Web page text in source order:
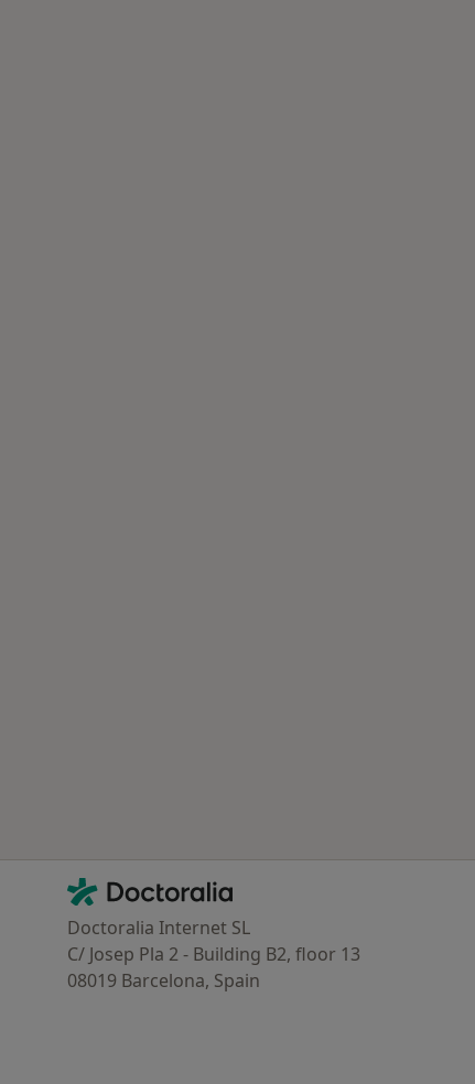
Contacto
Doctoralia - Homepage
Doctoralia Internet SL
C/ Josep Pla 2 - Building B2, floor 13
08019 Barcelona, Spain